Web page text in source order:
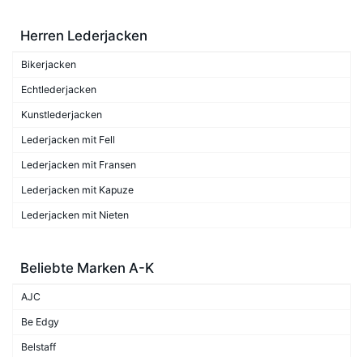
Herren Lederjacken
Bikerjacken
Echtlederjacken
Kunstlederjacken
Lederjacken mit Fell
Lederjacken mit Fransen
Lederjacken mit Kapuze
Lederjacken mit Nieten
Beliebte Marken A-K
AJC
Be Edgy
Belstaff